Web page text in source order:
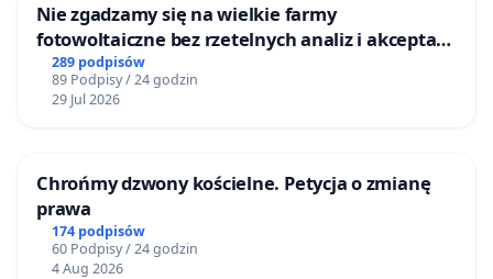
Nie zgadzamy się na wielkie farmy
fotowoltaiczne bez rzetelnych analiz i akceptacji
mieszkańców
289 podpisów
89 Podpisy / 24 godzin
29 Jul 2026
Chrońmy dzwony kościelne. Petycja o zmianę
prawa
174 podpisów
60 Podpisy / 24 godzin
4 Aug 2026